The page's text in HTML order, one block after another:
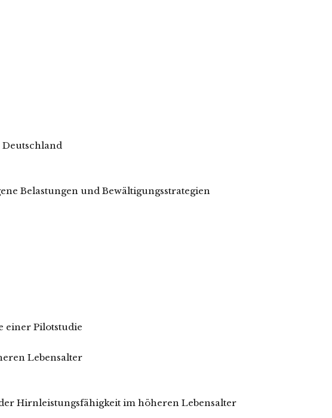
Belastungen und Bewältigungsstrategien
einer Pilotstudie
Lebensalter
Hirnleistungsfähigkeit im höheren Lebensalter